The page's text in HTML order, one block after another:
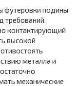
футеровки подины
требований.
контактирующий
высокой
металла и
механические